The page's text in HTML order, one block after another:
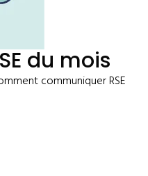
du mois
communiquer RSE